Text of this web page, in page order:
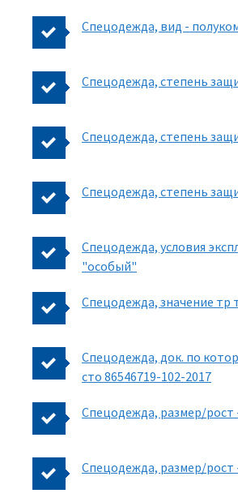
Спецодежда, вид -
Спецодежда, степень
Спецодежда, степень
Спецодежда, степень
Спецодежда, условия
"особый"
Спецодежда, значение тр
Спецодежда, док. по
сто 86546719-102-2017
Спецодежда, размер/рост
Спецодежда, размер/рост